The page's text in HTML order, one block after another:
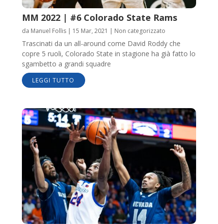
MM 2022 | #6 Colorado State Rams
da Manuel Follis| 15 Mar, 2021 | Non categorizzato
Trascinati da un all-around come David Roddy che
copre 5 ruoli, Colorado State in stagione ha già fatto lo
sgambetto a grandi squadre
LEGGI TUTTO